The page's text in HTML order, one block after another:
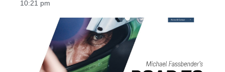
10:21 pm